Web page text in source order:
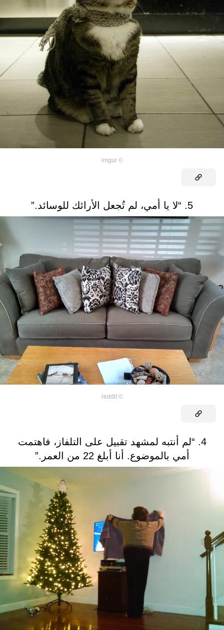
©
imgur
5. “لا يا أمي، لم تُجعل الأرائك للوسائد.”
©
reddit
4. “لم أنتبه لمشهد تقبيل على التلفاز، فاهتمت
أمي بالموضوع. أنا أبلغ 22 من العمر.”